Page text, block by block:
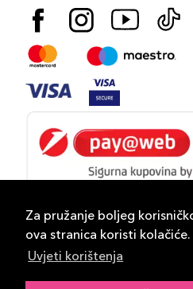
Za pružanje boljeg
ova stranica koristi kolačiće.
Uvjeti korištenja